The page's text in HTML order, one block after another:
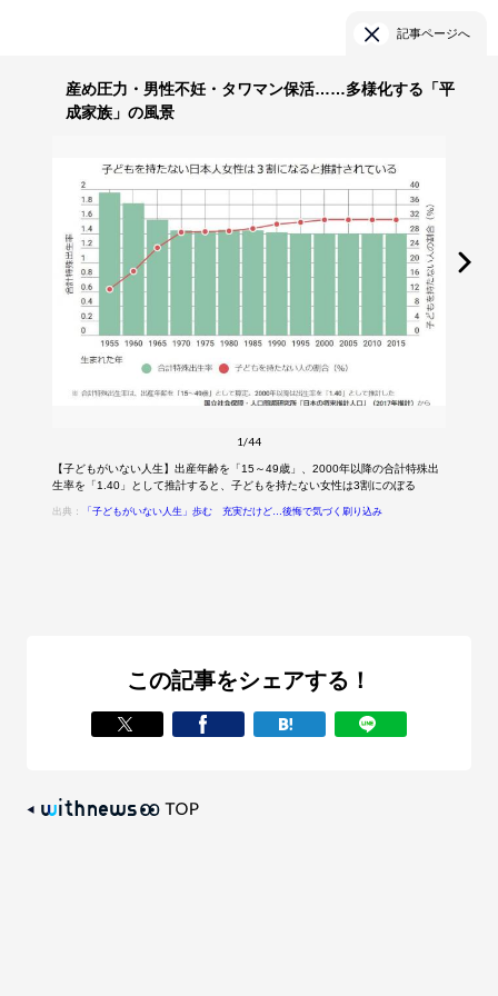
記事ページへ
産め圧力・男性不妊・タワマン保活……多様化する「平
成家族」の風景
1/44
【子どもがいない人生】出産年齢を「15～49歳」、2000年以降の合計特殊出
生率を「1.40」として推計すると、子どもを持たない女性は3割にのぼる
出典： 「子どもがいない人生」歩む 充実だけど…後悔で気づく刷り込み
この記事をシェアする！